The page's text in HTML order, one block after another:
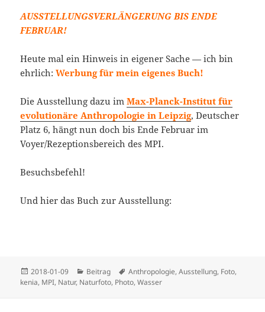
AUSSTELLUNGSVERLÄNGERUNG BIS ENDE
FEBRUAR!
Heute mal ein Hinweis in eigener Sache — ich bin
ehrlich:Werbung für mein eigenes Buch!
Die Ausstellung dazu imMax-Planck-Institut für
evolutionäre Anthropologie in Leipzig, Deutscher
Platz 6, hängt nun doch bis Ende Februar im
Voyer/Rezeptionsbereich des MPI.
Besuchsbefehl!
Und hier das Buch zur Ausstellung:
Veröffentlicht
am
2018-01-09 Kategorien
Beitrag Schlagwörter
Anthropologie,Ausstellung, Foto,
kenia, MPI, Natur, Naturfoto, Photo,Wasser